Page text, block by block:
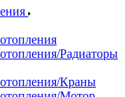
Радиаторы
Краны